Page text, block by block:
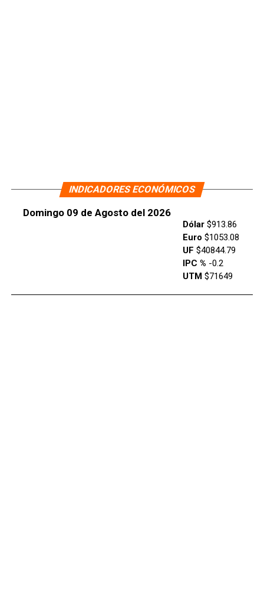
INDICADORES ECONÓMICOS
Domingo 09 de Agosto del 2026
Dólar$913.86
Euro $1053.08
UF $40844.79
IPC % -0.2
UTM$71649